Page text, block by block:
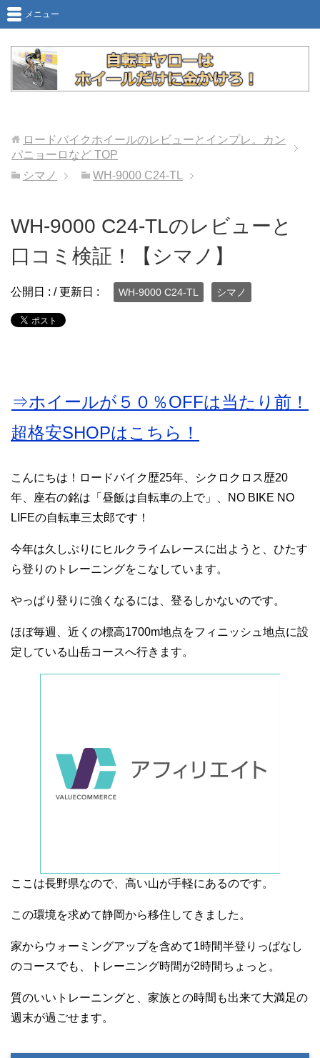
メニュー
ロードバイクホイールのレビューとインプレ。カン
パニョーロなど TOP
シマノ
WH-9000 C24-TL
WH-9000 C24-TLのレビューと
口コミ検証！【シマノ】
公開日 : / 更新日 : WH-9000 C24-TL シマノ
⇒ホイールが５０％OFFは当たり前！
超格安SHOPはこちら！
こんにちは！ロードバイク歴25年、シクロクロス歴20
年、座右の銘は「昼飯は自転車の上で」、NO BIKE NO
LIFEの自転車三太郎です！
今年は久しぶりにヒルクライムレースに出ようと、ひたす
ら登りのトレーニングをこなしています。
やっぱり登りに強くなるには、登るしかないのです。
ほぼ毎週、近くの標高1700m地点をフィニッシュ地点に設
定している山岳コースへ行きます。
ここは長野県なので、高い山が手軽にあるのです。
この環境を求めて静岡から移住してきました。
家からウォーミングアップを含めて1時間半登りっぱなし
のコースでも、トレーニング時間が2時間ちょっと。
質のいいトレーニングと、家族との時間も出来て大満足の
週末が過ごせます。